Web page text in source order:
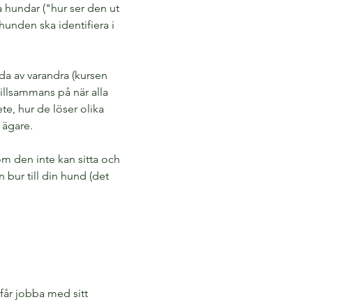
hundar ("hur ser den ut
ska identifiera i
av varandra (kursen
på när alla
hur de löser olika
den inte kan sitta och
bur till din hund (det
jobba med sitt